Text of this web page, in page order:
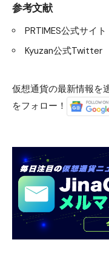
参考文献
PRTIMES公式サイト
Kyuzan公式Twitter
仮想通貨の最新情報を
をフォロー！